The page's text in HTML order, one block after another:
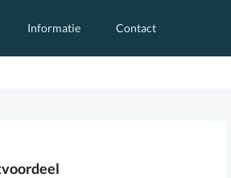
Informatie Contact